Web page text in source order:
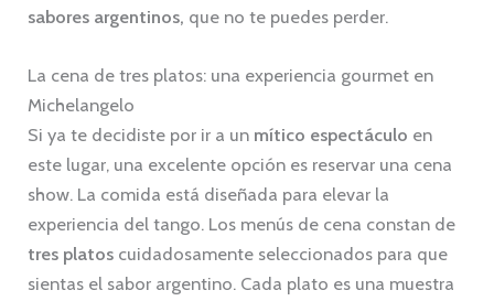
sabores argentinos, que no te puedes perder.
La cena de tres platos: una experiencia gourmet en
Michelangelo
Si ya te decidiste por ir a un mítico espectáculo en
este lugar, una excelente opción es reservar una cena
show. La comida está diseñada para elevar la
experiencia del tango. Los menús de cena constan de
tres platos cuidadosamente seleccionados para que
sientas el sabor argentino. Cada plato es una muestra